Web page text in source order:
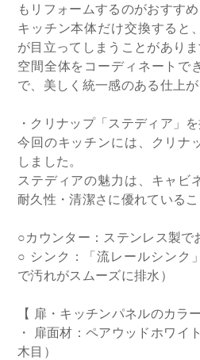
もリフォームするのがおすすめ
キッチン本体だけ交換すると
が目立ってしまうことがありま
空間全体をコーディネートで
で、美しく統一感のある仕上が
・クリナップ「ステディア」
今回のキッチンには、クリナ
しました。
ステディアの魅力は、キャビ
耐久性・清潔さに優れているこ
○カウンター：ステンレス製で
○ シンク：「流レールシンク
で汚れがスムーズに排水）
【 扉・キッチンパネルのカラ
・ 扉面材：ペアウッドホワイ
木目）